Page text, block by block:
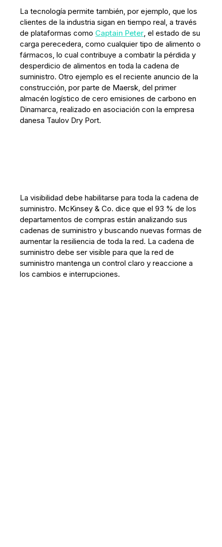
La tecnología permite también, por ejemplo, que los
clientes de la industria sigan en tiempo real, a través
de plataformas como Captain Peter, el estado de su
carga perecedera, como cualquier tipo de alimento o
fármacos, lo cual contribuye a combatir la pérdida y
desperdicio de alimentos en toda la cadena de
suministro. Otro ejemplo es el reciente anuncio de la
construcción, por parte de Maersk, del primer
almacén logístico de cero emisiones de carbono en
Dinamarca, realizado en asociación con la empresa
danesa Taulov Dry Port.
La visibilidad debe habilitarse para toda la cadena de
suministro. McKinsey & Co. dice que el 93 % de los
departamentos de compras están analizando sus
cadenas de suministro y buscando nuevas formas de
aumentar la resiliencia de toda la red. La cadena de
suministro debe ser visible para que la red de
suministro mantenga un control claro y reaccione a
los cambios e interrupciones.